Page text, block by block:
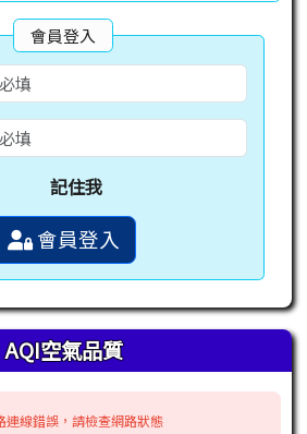
會員登入
記住我
會員登入
AQI空氣品質
線錯誤，請檢查網路狀態